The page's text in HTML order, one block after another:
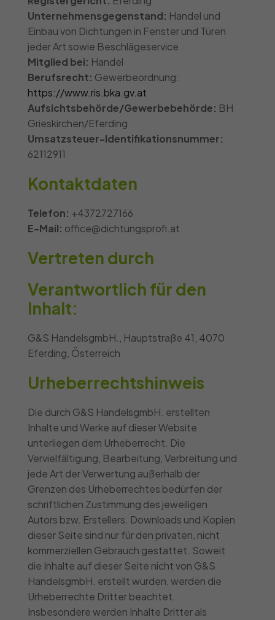
Unternehmensgegenstand: Handel und
Einbau von Dichtungen in Fenster und Türen
jeder Art sowie Beschlägeservice
Mitglied bei: Handel
Berufsrecht: Gewerbeordnung:
https://www.ris.bka.gv.at
Aufsichtsbehörde/Gewerbebehörde: BH
Grieskirchen/Eferding
Umsatzsteuer-Identifikationsnummer:
62112911
Kontaktdaten
Telefon: +4372727166
E-Mail: office@dichtungsprofi.at
Vertreten durch
Verantwortlich für den
Inhalt:
G&S HandelsgmbH., Hauptstraße 41, 4070
Eferding, Österreich
Urheberrechtshinweis
Die durch G&S HandelsgmbH. erstellten
Inhalte und Werke auf dieser Website
unterliegen dem Urheberrecht. Die
Vervielfältigung, Bearbeitung, Verbreitung und
jede Art der Verwertung außerhalb der
Grenzen des Urheberrechtes bedürfen der
schriftlichen Zustimmung des jeweiligen
Autors bzw. Erstellers. Downloads und Kopien
dieser Seite sind nur für den privaten, nicht
kommerziellen Gebrauch gestattet. Soweit
die Inhalte auf dieser Seite nicht von G&S
HandelsgmbH. erstellt wurden, werden die
Urheberrechte Dritter beachtet.
Insbesondere werden Inhalte Dritter als